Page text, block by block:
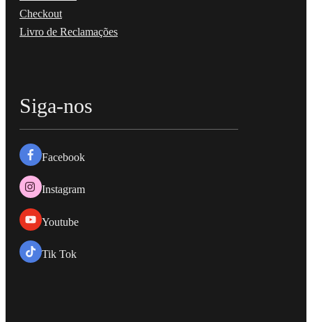
Checkout
Livro de Reclamações
Siga-nos
Facebook
Instagram
Youtube
Tik Tok